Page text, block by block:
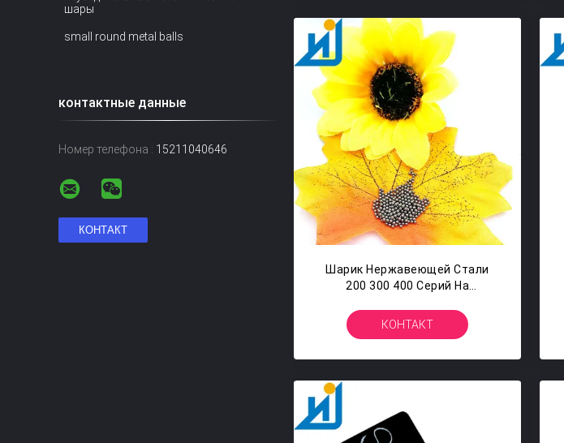
шары
small round metal balls
контактные данные
Номер телефона : 15211040646
Шарик Нержавеющей Стали
200 300 400 Серий На
1мм 1.2мм 0.5мм
КОНТАКТ